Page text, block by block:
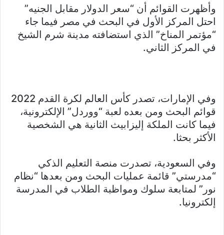
وأظهرت القوائم أن “سعر الدولار مقابل الجنيه”
احتل المركز الأول في البحث في مصر فيما جاء
“مؤتمر المناخ” الذي استضافته مدينة شرم الشيخ
في المركز الثاني.
وفي الإمارات، تصدر كأس العالم لكرة القدم 2022
قوائم البحث ومن بعده لعبة “ووردل” الإلكترونية،
فيما كانت الملكة إليزابيث الثانية هي الشخصية
الأكثر بحثا.
وفي السعودية، تصدرت منصة التعليم الذكي
“مدرستي” قائمة عمليات البحث ومن بعدها “نظام
نور” لمتابعة سلوك ومواظبة الطلاب في المدرسة
إلكترونيا.